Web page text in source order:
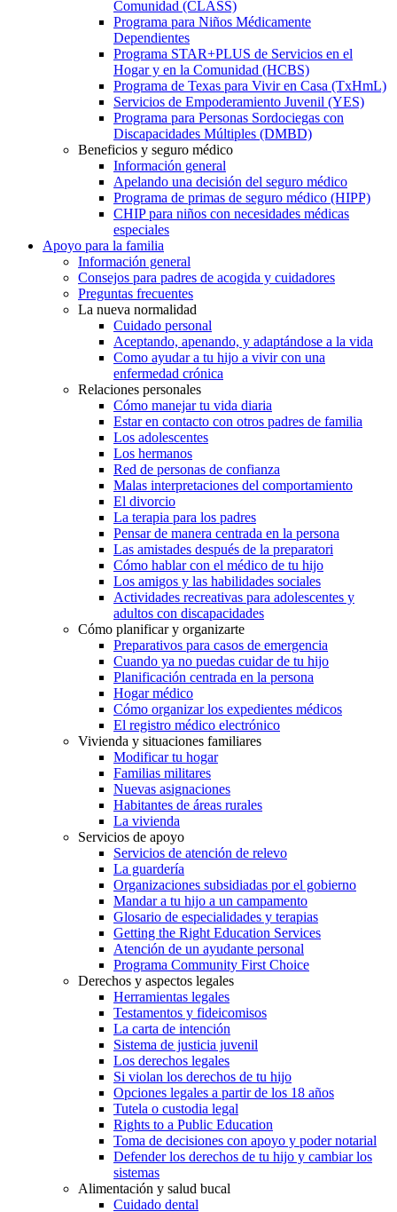
Comunidad (CLASS)
Programa para Niños Médicamente
Dependientes
Programa STAR+PLUS de Servicios en el
Hogar y en la Comunidad (HCBS)
Programa de Texas para Vivir en Casa (TxHmL)
Servicios de Empoderamiento Juvenil (YES)
Programa para Personas Sordociegas con
Discapacidades Múltiples (DMBD)
Beneficios y seguro médico
Información general
Apelando una decisión del seguro médico
Programa de primas de seguro médico (HIPP)
CHIP para niños con necesidades médicas
especiales
Apoyo para la familia
Información general
Consejos para padres de acogida y cuidadores
Preguntas frecuentes
La nueva normalidad
Cuidado personal
Aceptando, apenando, y adaptándose a la vida
Como ayudar a tu hijo a vivir con una
enfermedad crónica
Relaciones personales
Cómo manejar tu vida diaria
Estar en contacto con otros padres de familia
Los adolescentes
Los hermanos
Red de personas de confianza
Malas interpretaciones del comportamiento
El divorcio
La terapia para los padres
Pensar de manera centrada en la persona
Las amistades después de la preparatori
Cómo hablar con el médico de tu hijo
Los amigos y las habilidades sociales
Actividades recreativas para adolescentes y
adultos con discapacidades
Cómo planificar y organizarte
Preparativos para casos de emergencia
Cuando ya no puedas cuidar de tu hijo
Planificación centrada en la persona
Hogar médico
Cómo organizar los expedientes médicos
El registro médico electrónico
Vivienda y situaciones familiares
Modificar tu hogar
Familias militares
Nuevas asignaciones
Habitantes de áreas rurales
La vivienda
Servicios de apoyo
Servicios de atención de relevo
La guardería
Organizaciones subsidiadas por el gobierno
Mandar a tu hijo a un campamento
Glosario de especialidades y terapias
Getting the Right Education Services
Atención de un ayudante personal
Programa Community First Choice
Derechos y aspectos legales
Herramientas legales
Testamentos y fideicomisos
La carta de intención
Sistema de justicia juvenil
Los derechos legales
Si violan los derechos de tu hijo
Opciones legales a partir de los 18 años
Tutela o custodia legal
Rights to a Public Education
Toma de decisiones con apoyo y poder notarial
Defender los derechos de tu hijo y cambiar los
sistemas
Alimentación y salud bucal
Cuidado dental